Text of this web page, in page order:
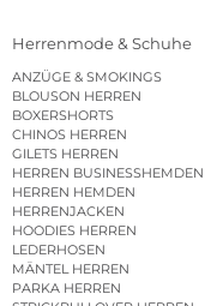
Herrenmode & Schuhe
ANZÜGE & SMOKINGS
BLOUSON HERREN
BOXERSHORTS
CHINOS HERREN
GILETS HERREN
HERREN BUSINESSHEMDEN
HERREN HEMDEN
HERRENJACKEN
HOODIES HERREN
LEDERHOSEN
MÄNTEL HERREN
PARKA HERREN